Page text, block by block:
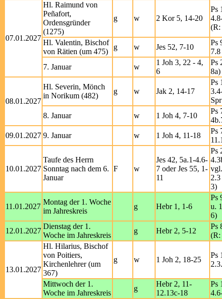
07.01.2027
Hl. Raimund von
Peñafort,
Ordensgründer
(1275)
g w 2 Kor 5, 14-20
Ps
(R:
Hl. Valentin, Bischof
von Rätien (um 475)
g w Jes 52, 7-10
Ps
7. Januar
w
1 Joh 3, 22 - 4,
6
Ps
8a)
08.01.2027
Hl. Severin, Mönch
in Norikum (482)
g w Jak 2, 14-17
Ps
8. Januar
w 1 Joh 4, 7-10
Ps
09.01.2027 9. Januar w 1 Joh 4, 11-18
Ps
10.01.2027
Taufe des Herrn
Sonntag nach dem 6.
Januar
F w
Jes 42, 5a.1-4.6-
7 oder Jes 55, 1-
11
Ps
3)
11.01.2027
Montag der 1. Woche
im Jahreskreis
g Hebr 1, 1-6
Ps
u.
6)
12.01.2027
Dienstag der 1.
Woche im Jahreskreis
g Hebr 2, 5-12
Ps
(R:
13.01.2027
Hl. Hilarius, Bischof
von Poitiers,
Kirchenlehrer (um
367)
g w 1 Joh 2, 18-25
Ps
Mittwoch der 1.
Woche im Jahreskreis
g
Hebr 2, 11-
12.13c-18
Ps